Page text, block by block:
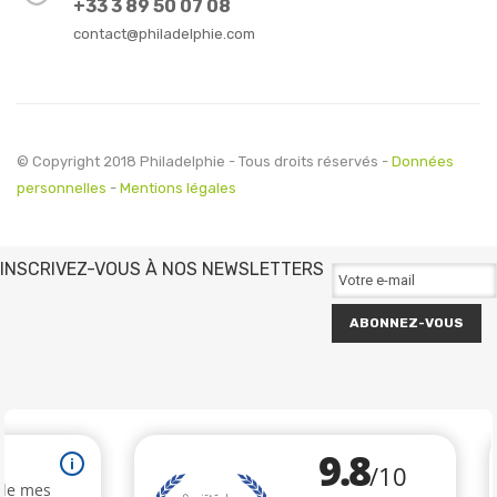
+33 3 89 50 07 08
contact@philadelphie.com
© Copyright 2018 Philadelphie - Tous droits réservés - Données
personnelles - Mentions légales
INSCRIVEZ-VOUS À NOS NEWSLETTERS
ABONNEZ-VOUS